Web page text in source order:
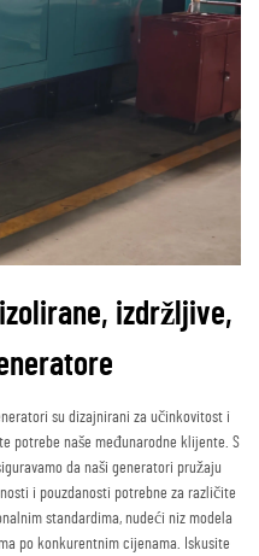
izdržljive,
su dizajnirani za učinkovitost i
potrebe naše međunarodne klijente. S
da naši generatori pružaju
i pouzdanosti potrebne za različite
standardima, nudeći niz modela
po konkurentnim cijenama. Iskusite